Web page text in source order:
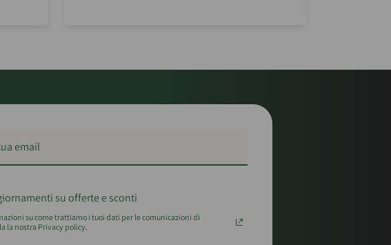
su offerte e sconti
su come trattiamo i tuoi dati per le comunicazioni di
la nostra Privacy policy.